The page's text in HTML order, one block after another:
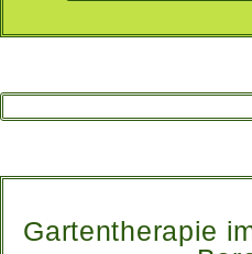
Gartentherapie